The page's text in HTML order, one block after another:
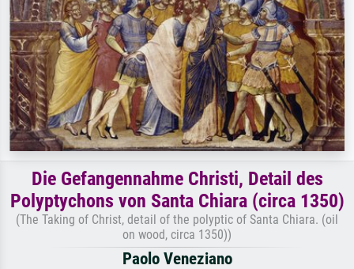
Die Gefangennahme Christi, Detail des
Polyptychons von Santa Chiara (circa 1350)
(The Taking of Christ, detail of the polyptic of Santa Chiara. (oil
on wood, circa 1350))
Paolo Veneziano